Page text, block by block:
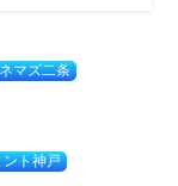
マズ二条
ト神戸